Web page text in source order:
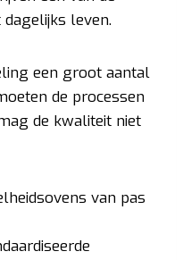
leven.
een groot aantal
de processen
de kwaliteit niet
van pas